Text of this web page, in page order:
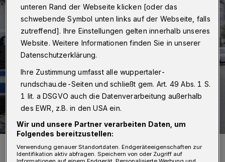
Polizeiaufgebot am 1. Mai 2020 in der Nähe des Autonomen
Zentrums.
unteren Rand der Webseite klicken [oder das
schwebende Symbol unten links auf der Webseite, falls
zutreffend]. Ihre Einstellungen gelten innerhalb unseres
Website. Weitere Informationen finden Sie in unserer
Datenschutzerklärung.
Ihre Zustimmung umfasst alle wuppertaler-
rundschau.de-Seiten und schließt gem. Art. 49 Abs. 1 S.
1 lit. a DSGVO auch die Datenverarbeitung außerhalb
des EWR, z.B. in den USA ein.
Wir und unsere Partner verarbeiten Daten, um
Folgendes bereitzustellen:
Verwendung genauer Standortdaten. Endgeräteeigenschaften zur
Identifikation aktiv abfragen. Speichern von oder Zugriff auf